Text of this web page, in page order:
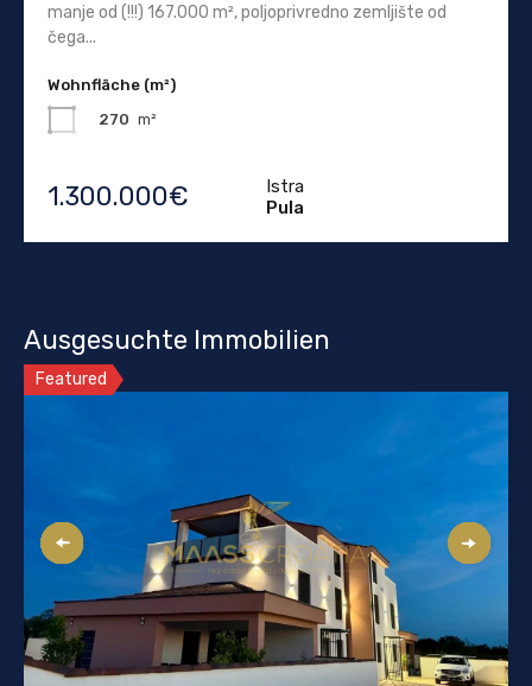
manje od (!!!) 167.000 m², poljoprivredno zemljište od
čega...
Wohnfläche (m²)
270 m²
1.300.000€
Istra
Pula
Ausgesuchte Immobilien
Featured